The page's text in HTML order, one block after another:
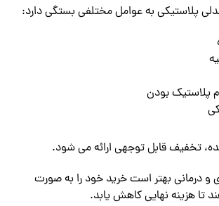
پلاستیکی به عوامل مختلفی بستگی دارد:
پلاستیک بودن
تخفیف قابل توجهی ارائه می‌ شود.
و درمانی بهتر است خرید خود را به صورت
تا هزینه نهایی کاهش یابد.